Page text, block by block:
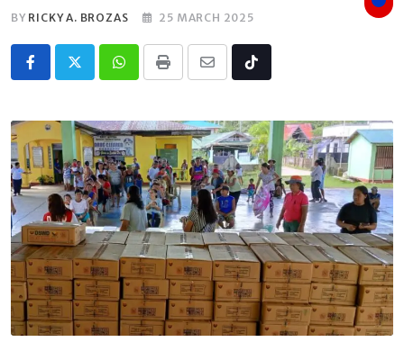
BY RICKY A. BROZAS 25 MARCH 2025
Whatsapp
Print
Share
Email
Tiktok